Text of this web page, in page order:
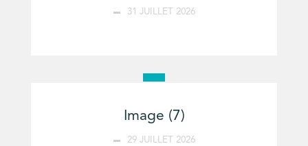
31 JUILLET 2026
Image (7)
29 JUILLET 2026